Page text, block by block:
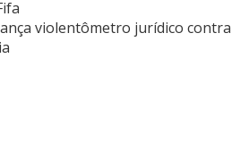
violentômetro jurídico contra